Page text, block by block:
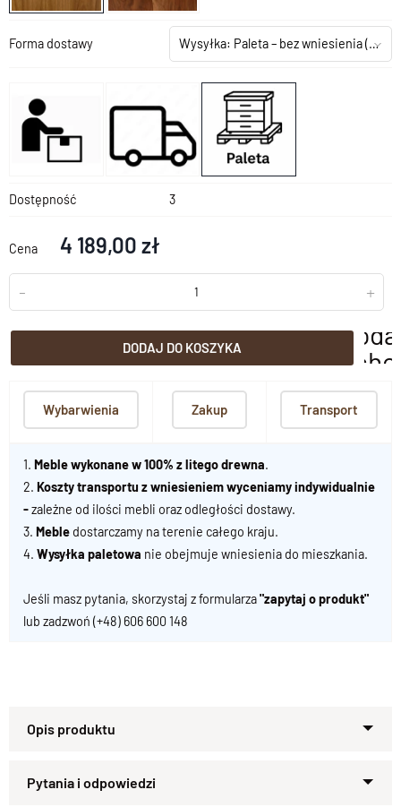
Forma dostawy Wysyłka: Paleta – bez wniesienia(+199,00 zł)
Dostępność 3
Cena 4 189,00 zł
- +
DODAJ DO KOSZYKA
Wybarwienia Zakup Transport
1. Meble wykonane w 100% z litego drewna.
2. Koszty transportu z wniesieniem wyceniamy indywidualnie
-zależne od ilości mebli oraz odległości dostawy.
3. Meble dostarczamy na terenie całego kraju.
4. Wysyłka paletowa nie obejmuje wniesienia do mieszkania.
Jeśli masz pytania, skorzystaj z formularza"zapytaj o produkt"
lub zadzwoń (+48) 606 600 148